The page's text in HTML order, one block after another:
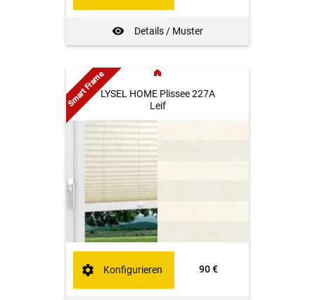
Details / Muster
LYSEL HOME Plissee 227A
Leif
90 €
Konfigurieren
Smart Frame